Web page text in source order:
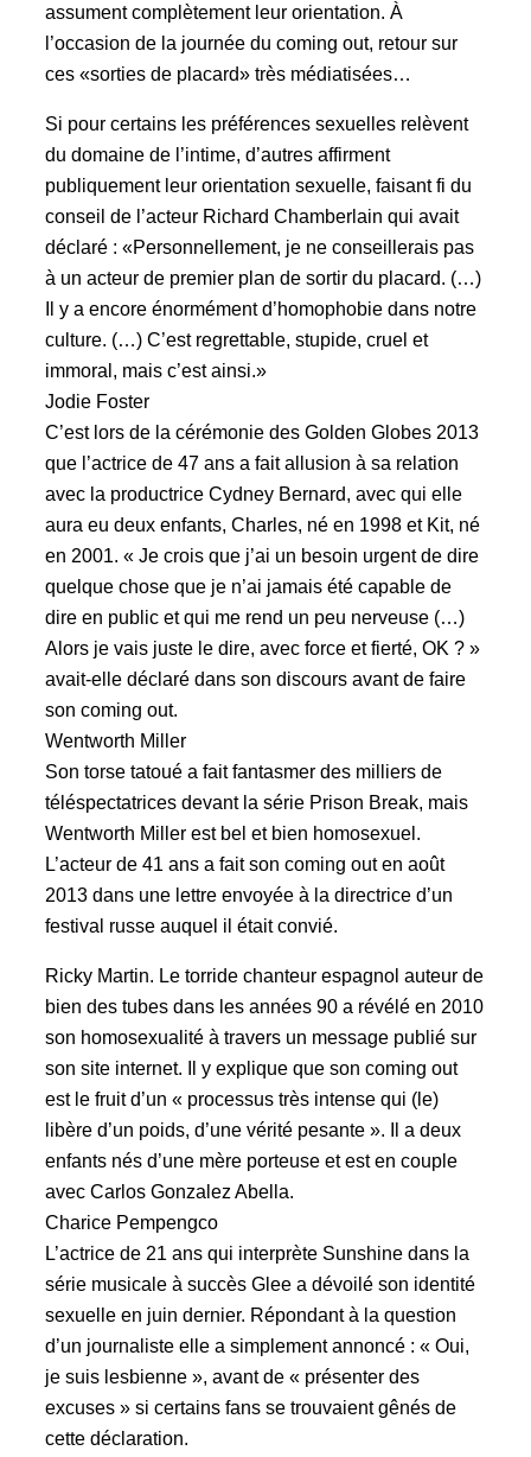
assument complètement leur orientation. À
l’occasion de la journée du coming out, retour sur
ces «sorties de placard» très médiatisées…
Si pour certains les préférences sexuelles relèvent
du domaine de l’intime, d’autres affirment
publiquement leur orientation sexuelle, faisant fi du
conseil de l’acteur Richard Chamberlain qui avait
déclaré : «Personnellement, je ne conseillerais pas
à un acteur de premier plan de sortir du placard. (…)
Il y a encore énormément d’homophobie dans notre
culture. (…) C’est regrettable, stupide, cruel et
immoral, mais c’est ainsi.»
Jodie Foster
C’est lors de la cérémonie des Golden Globes 2013
que l’actrice de 47 ans a fait allusion à sa relation
avec la productrice Cydney Bernard, avec qui elle
aura eu deux enfants, Charles, né en 1998 et Kit, né
en 2001. « Je crois que j’ai un besoin urgent de dire
quelque chose que je n’ai jamais été capable de
dire en public et qui me rend un peu nerveuse (…)
Alors je vais juste le dire, avec force et fierté, OK ? »
avait-elle déclaré dans son discours avant de faire
son coming out.
Wentworth Miller
Son torse tatoué a fait fantasmer des milliers de
téléspectatrices devant la série Prison Break, mais
Wentworth Miller est bel et bien homosexuel.
L’acteur de 41 ans a fait son coming out en août
2013 dans une lettre envoyée à la directrice d’un
festival russe auquel il était convié.
Ricky Martin. Le torride chanteur espagnol auteur de
bien des tubes dans les années 90 a révélé en 2010
son homosexualité à travers un message publié sur
son site internet. Il y explique que son coming out
est le fruit d’un « processus très intense qui (le)
libère d’un poids, d’une vérité pesante ». Il a deux
enfants nés d’une mère porteuse et est en couple
avec Carlos Gonzalez Abella.
Charice Pempengco
L’actrice de 21 ans qui interprète Sunshine dans la
série musicale à succès Glee a dévoilé son identité
sexuelle en juin dernier. Répondant à la question
d’un journaliste elle a simplement annoncé : « Oui,
je suis lesbienne », avant de « présenter des
excuses » si certains fans se trouvaient gênés de
cette déclaration.